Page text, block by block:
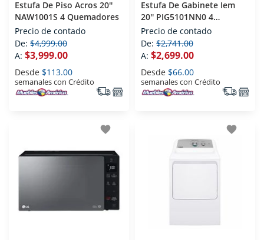
Estufa De Piso Acros 20''
NAW1001S 4 Quemadores
Precio de contado
De: $4,999.00
A: $3,999.00
Desde $113.00
semanales con Crédito
Estufa De Gabinete Iem
20'' PIG5101NN0 4
Quemadores
Precio de contado
De: $2,741.00
A: $2,699.00
Desde $66.00
semanales con Crédito
favorite favorite